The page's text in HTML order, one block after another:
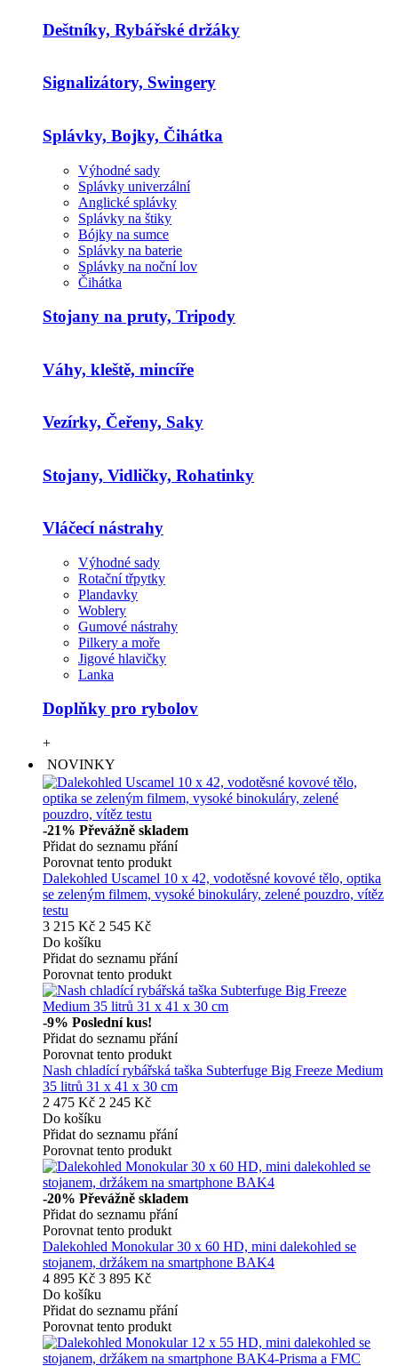
Deštníky, Rybářské držáky
Signalizátory, Swingery
Splávky, Bojky, Čihátka
Výhodné sady
Splávky univerzální
Anglické splávky
Splávky na štiky
Bójky na sumce
Splávky na baterie
Splávky na noční lov
Čihátka
Stojany na pruty, Tripody
Váhy, kleště, mincíře
Vezírky, Čeřeny, Saky
Stojany, Vidličky, Rohatinky
Vláčecí nástrahy
Výhodné sady
Rotační třpytky
Plandavky
Woblery
Gumové nástrahy
Pilkery a moře
Jigové hlavičky
Lanka
Doplňky pro rybolov
+
NOVINKY
-21% Převážně skladem
Přidat do seznamu přání
Porovnat tento produkt
Dalekohled Uscamel 10 x 42, vodotěsné kovové tělo, optika
se zeleným filmem, vysoké binokuláry, zelené pouzdro, vítěz
testu
3 215 Kč 2 545 Kč
Do košíku
Přidat do seznamu přání
Porovnat tento produkt
-9% Poslední kus!
Přidat do seznamu přání
Porovnat tento produkt
Nash chladící rybářská taška Subterfuge Big Freeze Medium
35 litrů 31 x 41 x 30 cm
2 475 Kč 2 245 Kč
Do košíku
Přidat do seznamu přání
Porovnat tento produkt
-20% Převážně skladem
Přidat do seznamu přání
Porovnat tento produkt
Dalekohled Monokular 30 x 60 HD, mini dalekohled se
stojanem, držákem na smartphone BAK4
4 895 Kč 3 895 Kč
Do košíku
Přidat do seznamu přání
Porovnat tento produkt